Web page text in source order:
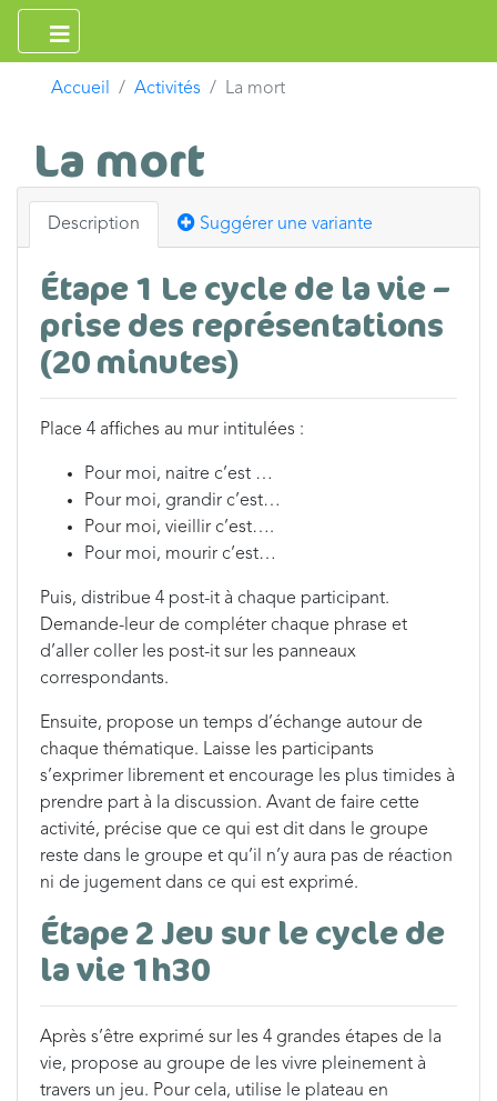
Accueil Activités La mort
La mort
Description Suggérer une variante
Étape 1 Le cycle de la vie –
prise des représentations
(20 minutes)
Place 4 affiches au mur intitulées :
Pour moi, naitre c’est …
Pour moi, grandir c’est…
Pour moi, vieillir c’est….
Pour moi, mourir c’est…
Puis, distribue 4 post-it à chaque participant.
Demande-leur de compléter chaque phrase et
d’aller coller les post-it sur les panneaux
correspondants.
Ensuite, propose un temps d’échange autour de
chaque thématique. Laisse les participants
s’exprimer librement et encourage les plus timides à
prendre part à la discussion. Avant de faire cette
activité, précise que ce qui est dit dans le groupe
reste dans le groupe et qu’il n’y aura pas de réaction
ni de jugement dans ce qui est exprimé.
Étape 2 Jeu sur le cycle de
la vie 1h30
Après s’être exprimé sur les 4 grandes étapes de la
vie, propose au groupe de les vivre pleinement à
travers un jeu. Pour cela, utilise le plateau en